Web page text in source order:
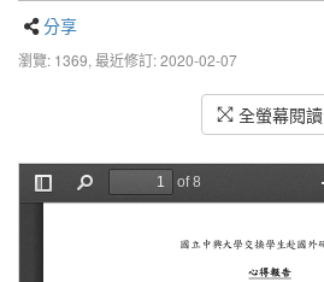
分享
瀏覽: 1369, 最近修訂: 2020-02-07
全螢幕閱讀